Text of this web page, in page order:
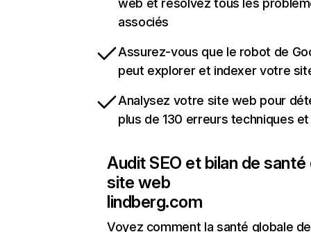
web et résolvez tous les
associés
Assurez-vous que le robot de
peut explorer et indexer votre
Analysez votre site web pour
plus de 130 erreurs techniques et
Audit SEO et bilan de santé
site web
lindberg.com
Voyez comment la santé globale